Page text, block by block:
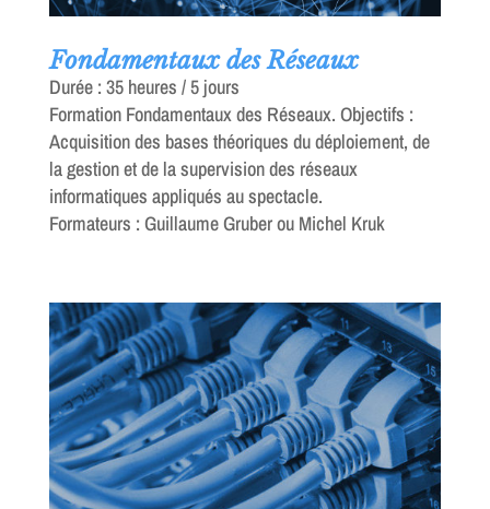
Fondamentaux des Réseaux
Durée : 35 heures / 5 jours
Formation Fondamentaux des Réseaux. Objectifs :
Acquisition des bases théoriques du déploiement, de
la gestion et de la supervision des réseaux
informatiques appliqués au spectacle.
Formateurs : Guillaume Gruber ou Michel Kruk